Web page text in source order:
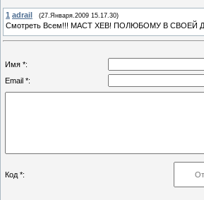
1 adrail (27.Января.2009 15.17.30)
Смотреть Всем!!! МАСТ ХЕВ! ПОЛЮБОМУ В
Имя *:
Email *:
Код *: